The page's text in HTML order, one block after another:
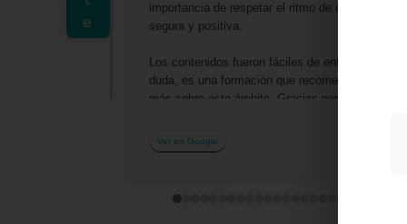
a
su
importancia de respetar el ritmo de cada niño y
segura y positiva.
Los contenidos fueron fáciles de entender y me
duda, es una formación que recomendaría a
más sobre este ámbito. Gracias por la
Ver en Google